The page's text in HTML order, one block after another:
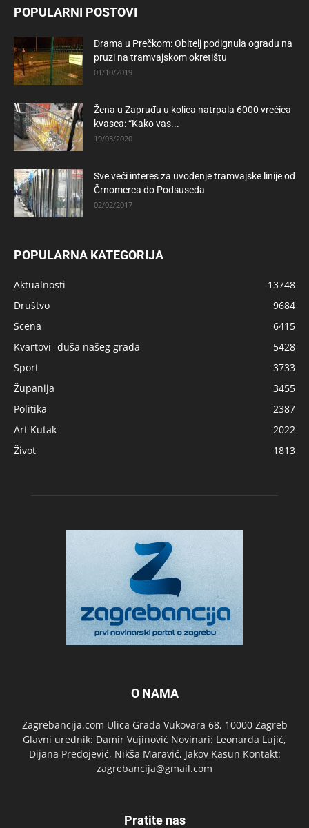
POPULARNI POSTOVI
Drama u Prečkom: Obitelj podignula ogradu na
pruzi na tramvajskom okretištu
01/10/2019
Žena u Zapruđu u kolica natrpala 6000 vrećica
kvasca: “Kako vas...
19/03/2020
Sve veći interes za uvođenje tramvajske linije od
Črnomerca do Podsuseda
02/02/2017
POPULARNA KATEGORIJA
Aktualnosti
13748
Društvo
9684
Scena
6415
Kvartovi- duša našeg grada
5428
Sport
3733
Županija
3455
Politika
2387
Art Kutak
2022
Život
1813
O NAMA
Zagrebancija.com Ulica Grada Vukovara 68, 10000 Zagreb
Glavni urednik: Damir Vujinović Novinari: Leonarda Lujić,
Dijana Predojević, Nikša Maravić, Jakov Kasun Kontakt:
zagrebancija@gmail.com
Pratite nas